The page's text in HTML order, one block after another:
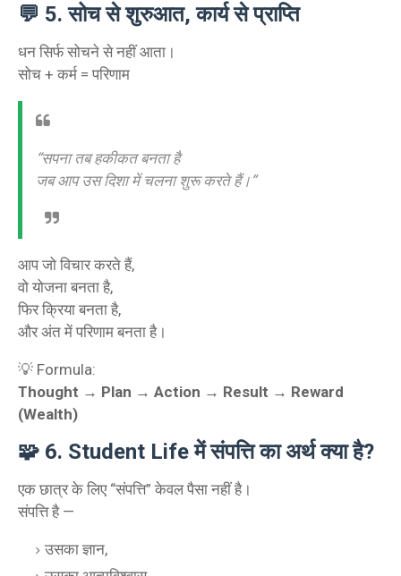
💬 5. सोच से शुरुआत, कार्य से प्राप्ति
धन सिर्फ सोचने से नहीं आता।
सोच + कर्म = परिणाम
“सपना तब हकीकत बनता है
जब आप उस दिशा में चलना शुरू करते हैं।”
आप जो विचार करते हैं,
वो योजना बनता है,
फिर क्रिया बनता है,
और अंत में परिणाम बनता है।
💡 Formula:
Thought → Plan → Action → Result → Reward
(Wealth)
🧩 6. Student Life में संपत्ति का अर्थ क्या है?
एक छात्र के लिए “संपत्ति” केवल पैसा नहीं है।
संपत्ति है —
उसका ज्ञान,